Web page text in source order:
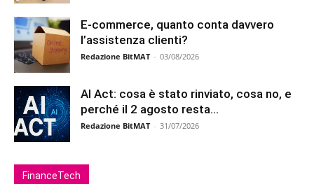
E-commerce, quanto conta davvero
l’assistenza clienti?
Redazione BitMAT - 03/08/2026
AI Act: cosa è stato rinviato, cosa no, e
perché il 2 agosto resta...
Redazione BitMAT - 31/07/2026
FinanceTech